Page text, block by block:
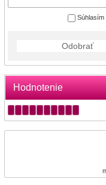
Súhlasím
Odobrať
Hodnotenie